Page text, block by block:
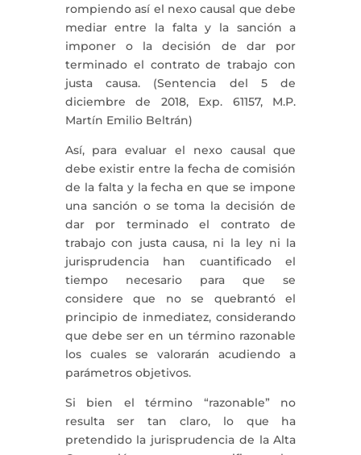
rompiendo así el nexo causal que debe
mediar entre la falta y la sanción a
imponer o la decisión de dar por
terminado el contrato de trabajo con
justa causa. (Sentencia del 5 de
diciembre de 2018, Exp. 61157, M.P.
Martín Emilio Beltrán)
Así, para evaluar el nexo causal que
debe existir entre la fecha de comisión
de la falta y la fecha en que se impone
una sanción o se toma la decisión de
dar por terminado el contrato de
trabajo con justa causa, ni la ley ni la
jurisprudencia han cuantificado el
tiempo necesario para que se
considere que no se quebrantó el
principio de inmediatez, considerando
que debe ser en un término razonable
los cuales se valorarán acudiendo a
parámetros objetivos.
Si bien el término “razonable” no
resulta ser tan claro, lo que ha
pretendido la jurisprudencia de la Alta